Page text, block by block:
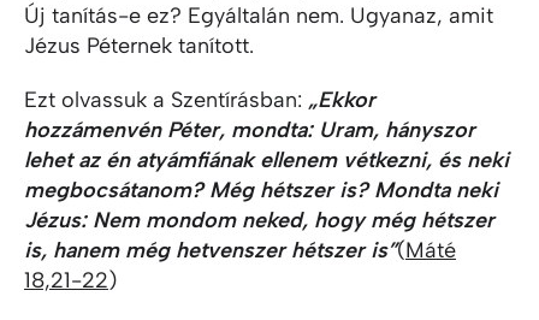
Új tanítás-e ez? Egyáltalán nem. Ugyanaz, amit
Jézus Péternek tanított.
Ezt olvassuk a Szentírásban: „Ekkor
hozzámenvén Péter, mondta: Uram, hányszor
lehet az én atyámfiának ellenem vétkezni, és neki
megbocsátanom? Még hétszer is? Mondta neki
Jézus: Nem mondom neked, hogy még hétszer
is, hanem még hetvenszer hétszer is”(Máté
18,21-22)